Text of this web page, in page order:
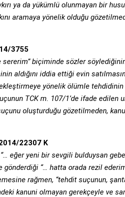
ya da yükümlü olunmayan bir
aramaya yönelik olduğu
3755
sererim” biçiminde sözler
aldığını iddia ettiği evin
yönelik ölümle tehdidinin
TCK m. 107/1’de ifade edilen
oluşturduğu gözetilmeden,
22307 K
eğer yeni bir sevgili bulduysan
gönderdiği “… hatta orada rezil
rağmen, “tehdit suçunun,
kanuni olmayan gerekçeyle ve